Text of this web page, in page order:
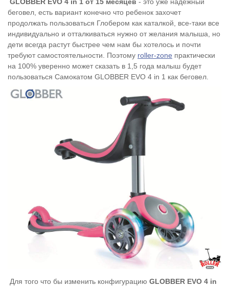
беговел, есть вариант конечно что ребенок захочет
продолжать пользоваться Глобером как каталкой, все-таки все
индивидуально и отталкиваться нужно от желания малыша, но
дети всегда растут быстрее чем нам бы хотелось и почти
требуют самостоятельности. Поэтому roller-zone практически
на 100% уверенно может сказать в 1,5 года малыш будет
пользоваться Самокатом GLOBBER EVO 4 in 1 как беговел.
Для того что бы изменить конфигурацию GLOBBER EVO 4 in